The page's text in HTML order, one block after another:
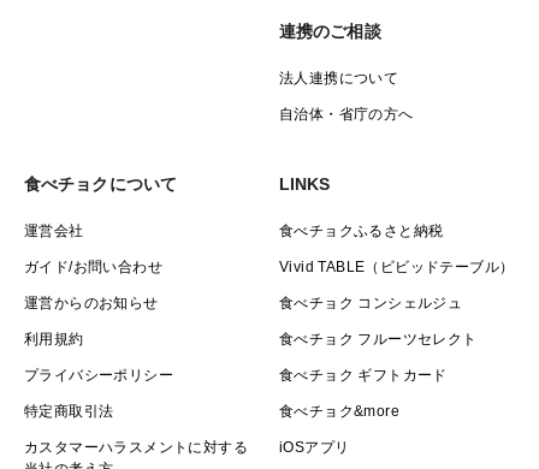
連携のご相談
法人連携について
自治体・省庁の方へ
食べチョクについて
運営会社
ガイド/お問い合わせ
運営からのお知らせ
利用規約
プライバシーポリシー
特定商取引法
カスタマーハラスメントに対する
LINKS
食べチョクふるさと納税
Vivid TABLE（ビビッドテーブル）
食べチョク コンシェルジュ
食べチョク フルーツセレクト
食べチョク ギフトカード
食べチョク&more
iOSアプリ